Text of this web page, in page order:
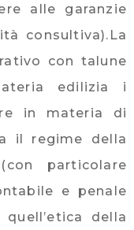
alle garanzie
consultiva).La
con talune
edilizia i
in materia di
il regime della
particolare
e penale
della